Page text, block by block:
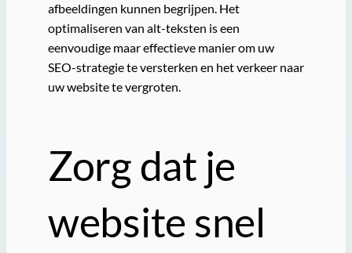
afbeeldingen kunnen begrijpen. Het
optimaliseren van alt-teksten is een
eenvoudige maar effectieve manier om uw
SEO-strategie te versterken en het verkeer naar
uw website te vergroten.
Zorg dat je
website snel